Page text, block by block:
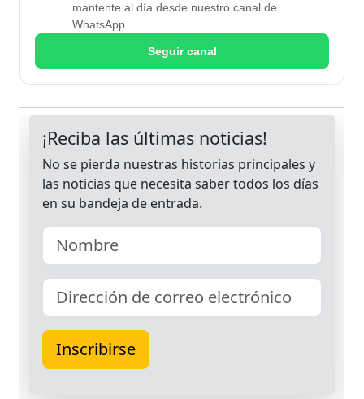
mantente al día desde nuestro canal de
WhatsApp.
Seguir canal